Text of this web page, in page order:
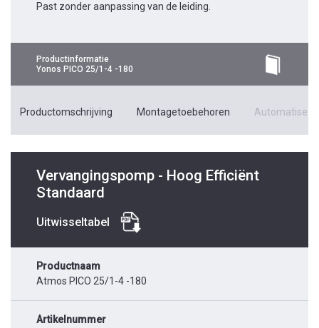
Past zonder aanpassing van de leiding.
Productinformatie
Yonos PICO 25/1-4 -180
Productomschrijving Montagetoebehoren
Vervangingspomp - Hoog Efficiënt
Standaard
Uitwisseltabel
Productnaam
Atmos PICO 25/1-4 -180
Artikelnummer